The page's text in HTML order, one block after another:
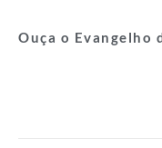
Ouça o Evangelho